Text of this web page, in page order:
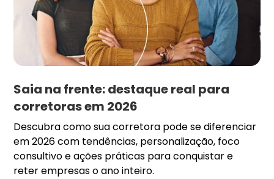
Saia na frente: destaque real para
corretoras em 2026
Descubra como sua corretora pode se diferenciar
em 2026 com tendências, personalização, foco
consultivo e ações práticas para conquistar e
reter empresas o ano inteiro.